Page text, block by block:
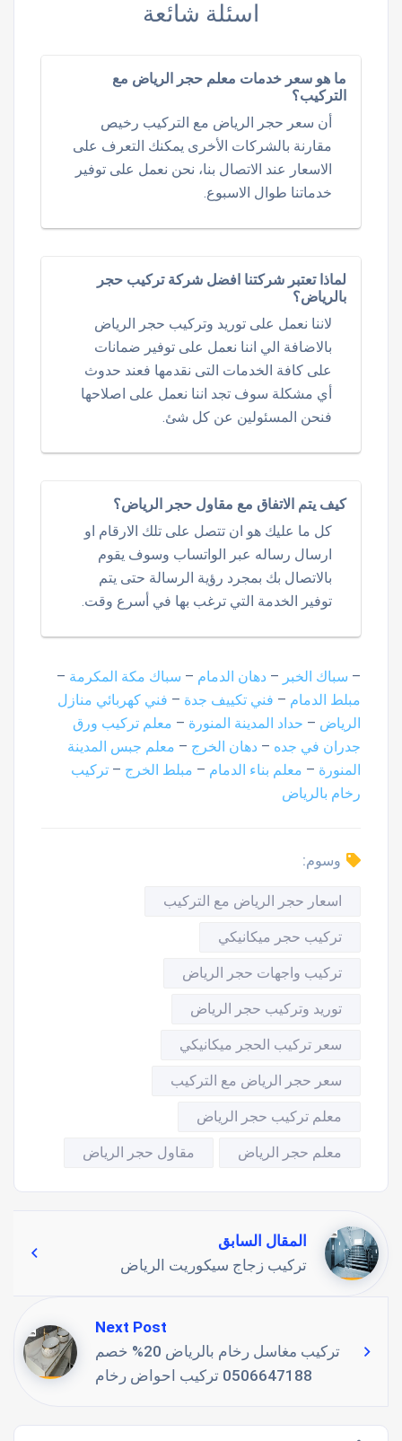
اسئلة شائعة
ما هو سعر خدمات معلم حجر الرياض مع
التركيب؟
أن سعر حجر الرياض مع التركيب رخيص
مقارنة بالشركات الأخرى يمكنك التعرف على
الاسعار عند الاتصال بنا، نحن نعمل على توفير
خدماتنا طوال الاسبوع.
لماذا تعتبر شركتنا افضل شركة تركيب حجر
بالرياض؟
لاننا نعمل على توريد وتركيب حجر الرياض
بالاضافة الي اننا نعمل على توفير ضمانات
على كافة الخدمات التى نقدمها فعند حدوث
أي مشكلة سوف تجد اننا نعمل على اصلاحها
فنحن المسئولين عن كل شئ.
كيف يتم الاتفاق مع مقاول حجر الرياض؟
كل ما عليك هو ان تتصل على تلك الارقام او
ارسال رساله عبر الواتساب وسوف يقوم
بالاتصال بك بمجرد رؤية الرسالة حتى يتم
توفير الخدمة التي ترغب بها في أسرع وقت.
– سباك الخبر – دهان الدمام – سباك مكة المكرمة –
مبلط الدمام – فني تكييف جدة – فني كهربائي منازل
الرياض – حداد المدينة المنورة – معلم تركيب ورق
جدران في جده – دهان الخرج – معلم جبس المدينة
المنورة – معلم بناء الدمام – مبلط الخرج – تركيب
رخام بالرياض
وسوم:
اسعار حجر الرياض مع التركيب
تركيب حجر ميكانيكي
تركيب واجهات حجر الرياض
توريد وتركيب حجر الرياض
سعر تركيب الحجر ميكانيكي
سعر حجر الرياض مع التركيب
معلم تركيب حجر الرياض
معلم حجر الرياض مقاول حجر الرياض
المقال السابق
تركيب زجاج سيكوريت الرياض
Next Post
تركيب مغاسل رخام بالرياض 20% خصم
0506647188 تركيب احواض رخام